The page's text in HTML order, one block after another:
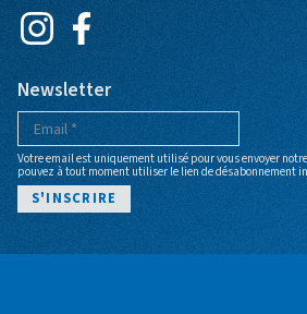
Newsletter
Votre email est uniquement utilisé pour vous envoyer
pouvez à tout moment utiliser le lien de désabonnement